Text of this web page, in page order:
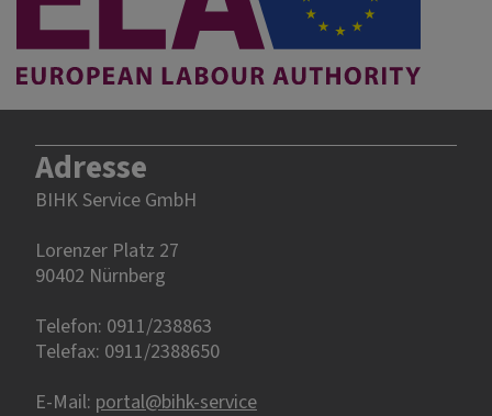
Adresse
BIHK Service GmbH
Lorenzer Platz 27
90402 Nürnberg‎‎
Telefon: 0911/238863
Telefax: 0911/2388650
E-Mail: portal@bihk-service